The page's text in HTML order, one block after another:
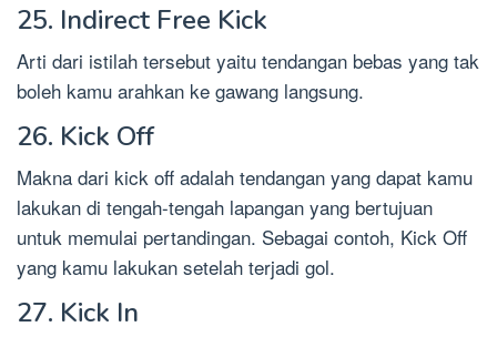
25. Indirect Free Kick
Arti dari istilah tersebut yaitu tendangan bebas yang tak
boleh kamu arahkan ke gawang langsung.
26. Kick Off
Makna dari kick off adalah tendangan yang dapat kamu
lakukan di tengah-tengah lapangan yang bertujuan
untuk memulai pertandingan. Sebagai contoh, Kick Off
yang kamu lakukan setelah terjadi gol.
27. Kick In